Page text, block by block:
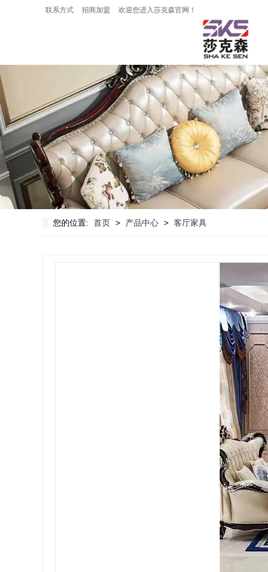
联系方式 招商加盟 欢迎您进入莎克森官网！
您的位置: 首页 > 产品中心 > 客厅家具